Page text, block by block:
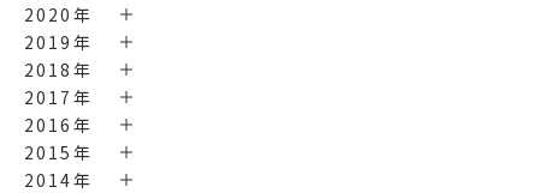
2020年
2019年
2018年
2017年
2016年
2015年
2014年